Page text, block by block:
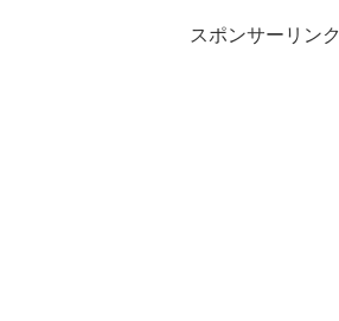
スポンサーリンク